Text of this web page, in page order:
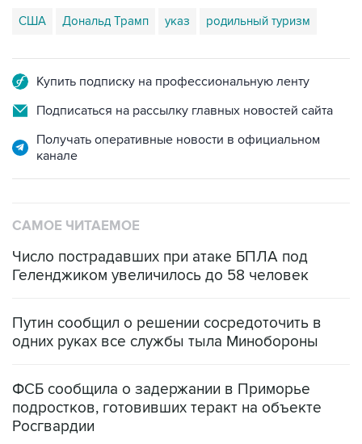
США Дональд Трамп указ родильный туризм
Купить подписку на профессиональную ленту
Подписаться на рассылку главных новостей сайта
Получать оперативные новости в официальном
канале
САМОЕ ЧИТАЕМОЕ
Число пострадавших при атаке БПЛА под
Геленджиком увеличилось до 58 человек
Путин сообщил о решении сосредоточить в
одних руках все службы тыла Минобороны
ФСБ сообщила о задержании в Приморье
подростков, готовивших теракт на объекте
Росгвардии